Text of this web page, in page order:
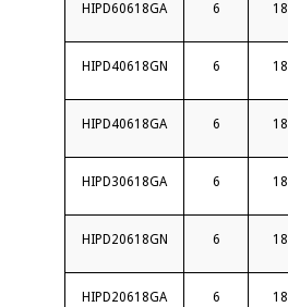
HIPD60618GA 6 18
HIPD40618GN 6 18
HIPD40618GA 6 18
HIPD30618GA 6 18
HIPD20618GN 6 18
HIPD20618GA 6 18